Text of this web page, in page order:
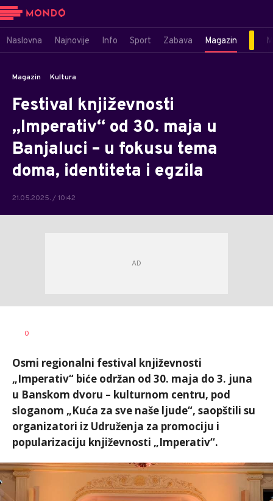
Naslovna Najnovije Info Sport Zabava Magazin
Magazin Kultura
Festival književnosti
„Imperativ“ od 30. maja u
Banjaluci – u fokusu tema
doma, identiteta i egzila
21.05.2025. / 10:42
AUTOR
0
Osmi regionalni festival književnosti
„Imperativ“ biće održan od 30. maja do 3. juna
u Banskom dvoru – kulturnom centru, pod
sloganom „Kuća za sve naše ljude“, saopštili su
organizatori iz Udruženja za promociju i
popularizaciju književnosti „Imperativ“.